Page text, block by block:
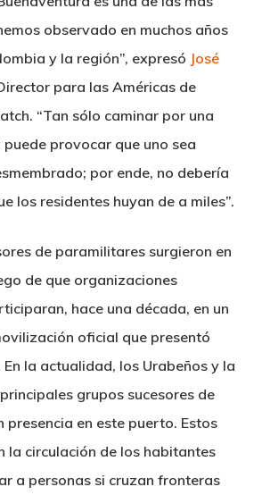
observado en muchos años
y la región”, expresó José
para las Américas de
“Tan sólo caminar por una
provocar que uno sea
por ende, no debería
los residentes huyan de a miles”.
de paramilitares surgieron en
de que organizaciones
hace una década, en un
oficial que presentó
la actualidad, los Urabeños y la
grupos sucesores de
presencia en este puerto. Estos
la circulación de los habitantes
a personas si cruzan fronteras